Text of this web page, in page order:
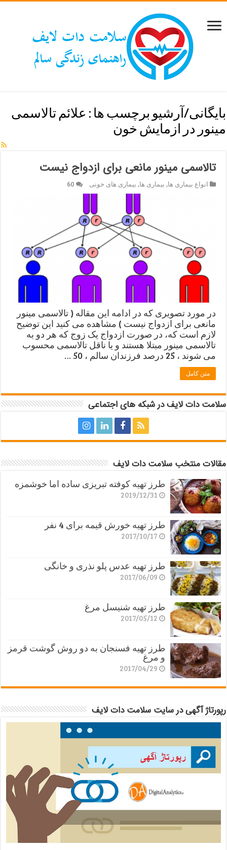
بایگانی/آرشیو برچسب ها : علائم تالاسمی
مینور در ازمایش خون
تالاسمی مینور مانعی برای ازدواج نیست
انواع بیماری ها, بیماری ها, بیماری های خونی 60
در مورد تصویری که در ادامه این مقاله ( تالاسمی مینور
مانعی برای ازدواج نیست ) مشاهده می کنید این توضیح
لازم است که، در صورت ازدواج یک زوج که هر دو به
تالاسمی مینور مبتلا هستند و یا ناقل تالاسمی محسوب
می شوند ، 25 درصد فرزندان سالم ، 50 …
متن کامل
سلامت دات لایف در شبکه های اجتماعی
مقالات منتخب سلامت دات لایف
طرز تهیه کوفته تبریزی ساده اما خوشمزه
2019/12/31
طرز تهیه خورش قیمه برای 4 نفر
2017/10/17
طرز تهیه عدس پلو نذری و خانگی
2017/06/09
طرز تهیه شنیسل مرغ
2017/05/12
طرز تهیه فسنجان به دو روش گوشت قرمز
و مرغ
2017/04/29
رپورتاژ آگهی در سایت سلامت دات لایف